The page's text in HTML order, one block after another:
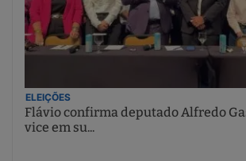
ELEIÇÕES
Flávio confirma deputado Alfredo
vice em su...